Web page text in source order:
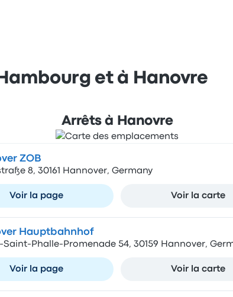
et à Hanovre
Arrêts à Hanovre
ZOB
8, 30161 Hannover, Germany
Voir la page Voir la carte
Hauptbahnhof
Phalle-Promenade 54, 30159 Hannover,
Voir la page Voir la carte